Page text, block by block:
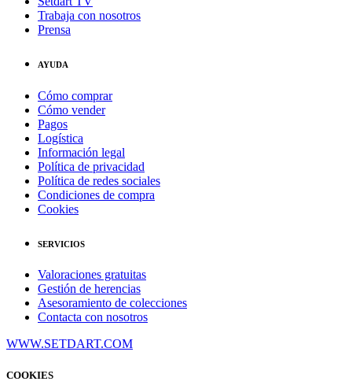
Trabaja con nosotros
Prensa
AYUDA
Cómo comprar
Cómo vender
Pagos
Logística
Información legal
Política de privacidad
Política de redes sociales
Condiciones de compra
Cookies
SERVICIOS
Valoraciones gratuitas
Gestión de herencias
Asesoramiento de colecciones
Contacta con nosotros
WWW.SETDART.COM
COOKIES